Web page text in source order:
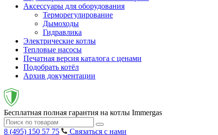
Аксессуары для оборудования
Терморегулирование
Дымоходы
Гидравлика
Электрические котлы
Тепловые насосы
Печатная версия каталога с ценами
Подобрать котёл
Архив документации
Бесплатная полная гарантия на котлы Immergas
8 (495) 150 57 75
Связаться с нами